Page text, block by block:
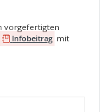
vorgefertigten
Infobeitrag mit